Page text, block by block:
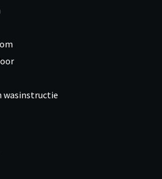
wasinstructie